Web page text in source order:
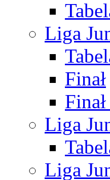
Liga
Finał
Liga
Liga